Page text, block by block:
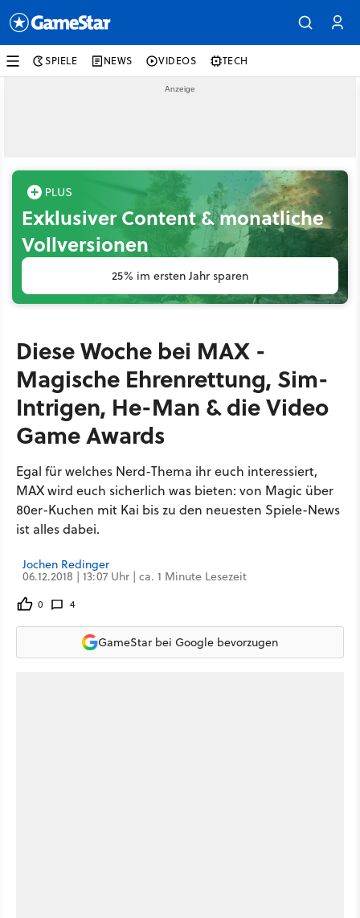
SPIELE NEWS VIDEOS TECH
Exklusiver Content & monatliche
Vollversionen
25% im ersten Jahr sparen
Diese Woche bei MAX -
Magische Ehrenrettung, Sim-
Intrigen, He-Man & die Video
Game Awards
Egal für welches Nerd-Thema ihr euch interessiert,
MAX wird euch sicherlich was bieten: von Magic über
80er-Kuchen mit Kai bis zu den neuesten Spiele-News
ist alles dabei.
Jochen Redinger
06.12.2018 | 13:07 Uhr | ca. 1 Minute Lesezeit
0 4
GameStar bei Google bevorzugen